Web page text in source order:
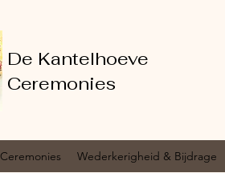
De Kantelhoeve
Ceremonies
Ceremonies Wederkerigheid & Bijdrage